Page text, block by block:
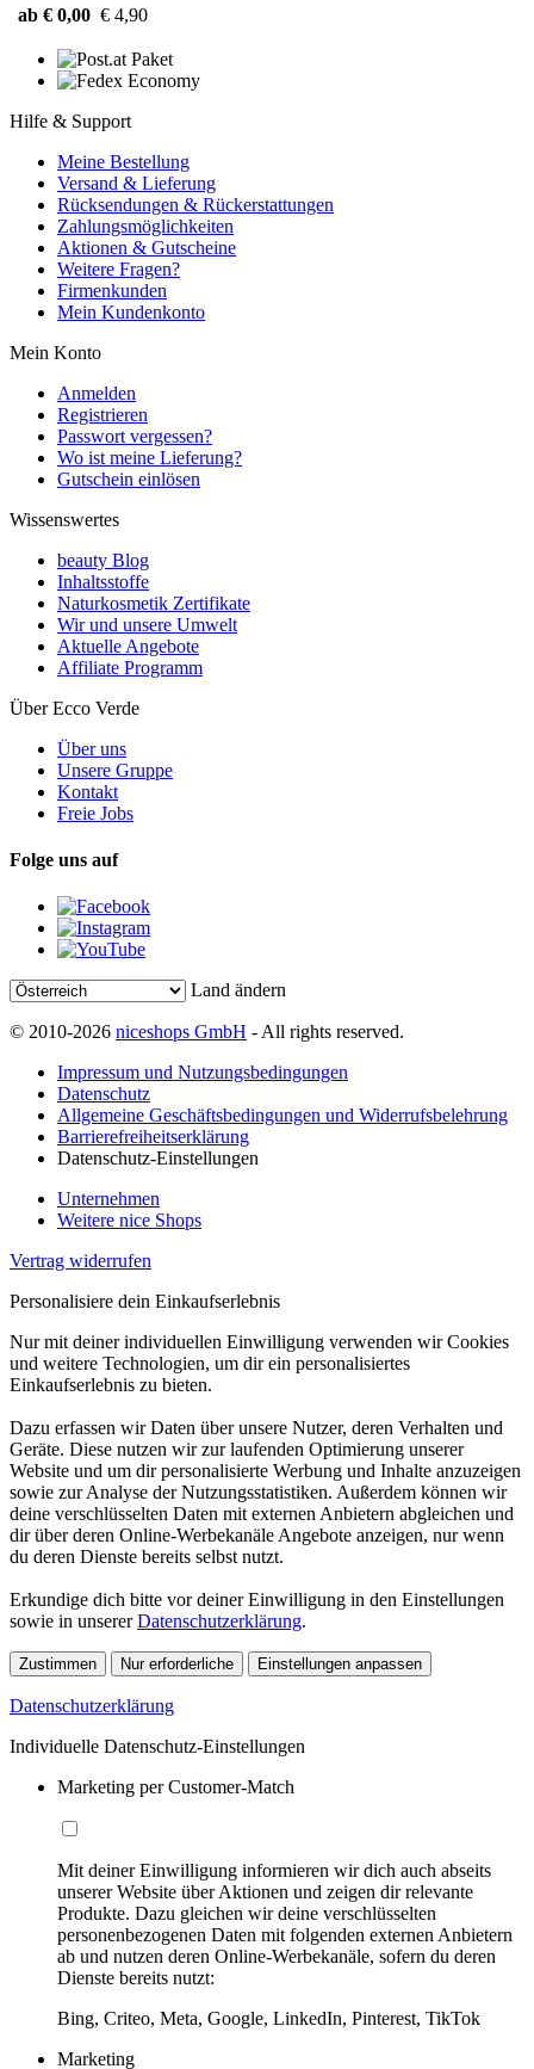
ab € 0,00 € 4,90
Hilfe & Support
Meine Bestellung
Versand & Lieferung
Rücksendungen & Rückerstattungen
Zahlungsmöglichkeiten
Aktionen & Gutscheine
Weitere Fragen?
Firmenkunden
Mein Kundenkonto
Mein Konto
Anmelden
Registrieren
Passwort vergessen?
Wo ist meine Lieferung?
Gutschein einlösen
Wissenswertes
beauty Blog
Inhaltsstoffe
Naturkosmetik Zertifikate
Wir und unsere Umwelt
Aktuelle Angebote
Affiliate Programm
Über Ecco Verde
Über uns
Unsere Gruppe
Kontakt
Freie Jobs
Folge uns auf
Land ändern
© 2010-2026 niceshops GmbH - All rights reserved.
Impressum und Nutzungsbedingungen
Datenschutz
Allgemeine Geschäftsbedingungen und Widerrufsbelehrung
Barrierefreiheitserklärung
Datenschutz-Einstellungen
Unternehmen
Weitere nice Shops
Vertrag widerrufen
Personalisiere dein Einkaufserlebnis
Nur mit deiner individuellen Einwilligung verwenden wir Cookies
und weitere Technologien, um dir ein personalisiertes
Einkaufserlebnis zu bieten.
Dazu erfassen wir Daten über unsere Nutzer, deren Verhalten und
Geräte. Diese nutzen wir zur laufenden Optimierung unserer
Website und um dir personalisierte Werbung und Inhalte anzuzeigen
sowie zur Analyse der Nutzungsstatistiken. Außerdem können wir
deine verschlüsselten Daten mit externen Anbietern abgleichen und
dir über deren Online-Werbekanäle Angebote anzeigen, nur wenn
du deren Dienste bereits selbst nutzt.
Erkundige dich bitte vor deiner Einwilligung in den Einstellungen
sowie in unsererDatenschutzerklärung.
Zustimmen Nur erforderliche Einstellungen anpassen
Datenschutzerklärung
Individuelle Datenschutz-Einstellungen
Marketing per Customer-Match
Mit deiner Einwilligung informieren wir dich auch abseits
unserer Website über Aktionen und zeigen dir relevante
Produkte. Dazu gleichen wir deine verschlüsselten
personenbezogenen Daten mit folgenden externen Anbietern
ab und nutzen deren Online-Werbekanäle, sofern du deren
Dienste bereits nutzt:
Bing, Criteo, Meta, Google, LinkedIn, Pinterest, TikTok
Marketing